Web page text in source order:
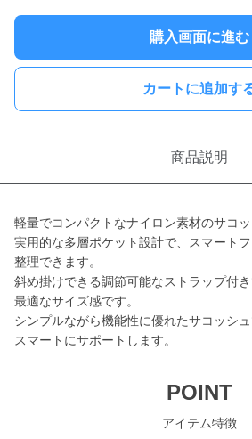
購入画面に進む
カートに追加す
商品説明
軽量でコンパクトなナイロン素材のサコッ
実用的な多層ポケット設計で、スマート
整理できます。
斜め掛けできる調節可能なストラップ付
最適なサイズ感です。
シンプルながら機能性に優れたサコッシ
スマートにサポートします。
POINT
アイテム特徴